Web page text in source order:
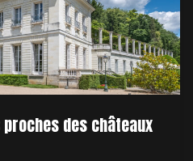
des châteaux